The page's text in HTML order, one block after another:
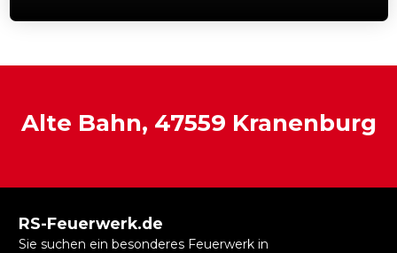
Alte Bahn, 47559 Kranenburg
RS-Feuerwerk.de
Sie suchen ein besonderes Feuerwerk in